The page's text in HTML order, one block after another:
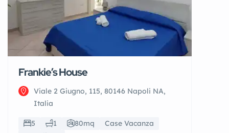
Frankie’s House
Viale 2 Giugno, 115, 80146 Napoli NA,
Italia
5 1 80mq
Case Vacanza